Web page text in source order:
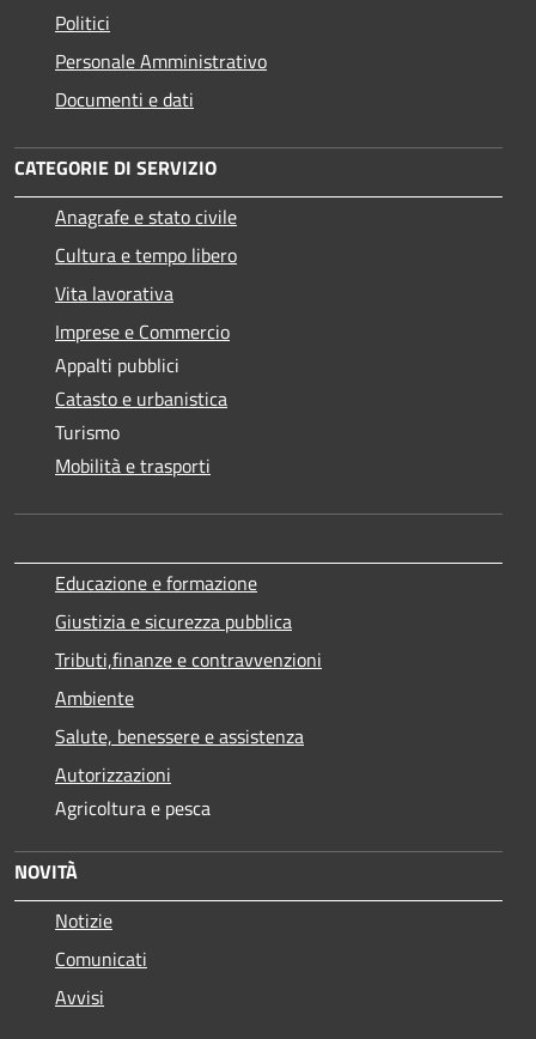
Politici
Personale Amministrativo
Documenti e dati
CATEGORIE DI SERVIZIO
Anagrafe e stato civile
Cultura e tempo libero
Vita lavorativa
Imprese e Commercio
Appalti pubblici
Catasto e urbanistica
Turismo
Mobilità e trasporti
Educazione e formazione
Giustizia e sicurezza pubblica
Tributi,finanze e contravvenzioni
Ambiente
Salute, benessere e assistenza
Autorizzazioni
Agricoltura e pesca
NOVITÀ
Notizie
Comunicati
Avvisi